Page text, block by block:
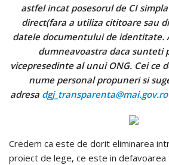
astfel incat posesorul de CI
direct(fara a utiliza cititoare sau
datele documentului de identitate.
dumneavoastra daca sunteti
vicepresedinte al unui ONG. Cei ce
nume personal propuneri si
adresa dgj_transparenta@mai.gov.ro
Credem ca este de dorit eliminarea
proiect de lege, ce este in